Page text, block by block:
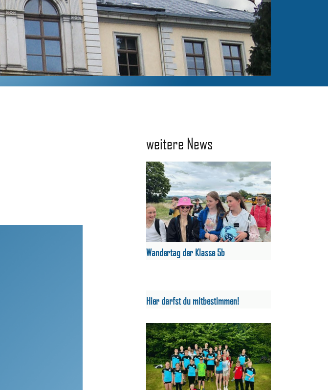
weitere News
Wandertag der Klasse 5b
Hier darfst du mitbestimmen!